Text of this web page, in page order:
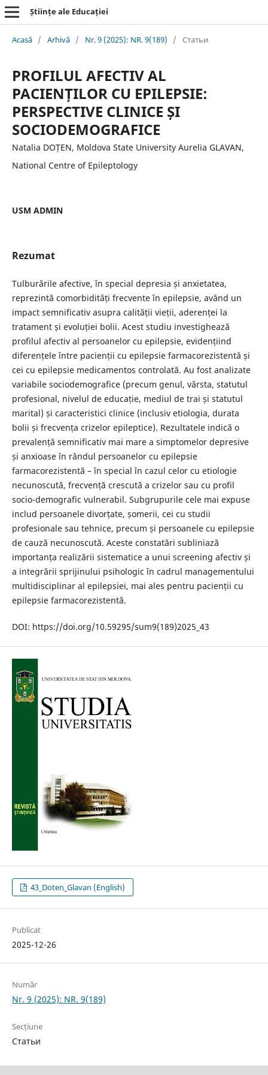
Științe ale Educației
Acasă / Arhivă / Nr. 9 (2025): NR. 9(189) / Статьи
PROFILUL AFECTIV AL
PACIENȚILOR CU EPILEPSIE:
PERSPECTIVE CLINICE ȘI
SOCIODEMOGRAFICE
Natalia DOȚEN, Moldova State University Aurelia GLAVAN,
National Centre of Epileptology
USM ADMIN
Rezumat
Tulburările afective, în special depresia și anxietatea,
reprezintă comorbidități frecvente în epilepsie, având un
impact semnificativ asupra calității vieții, aderenței la
tratament și evoluției bolii. Acest studiu investighează
profilul afectiv al persoanelor cu epilepsie, evidențiind
diferențele între pacienții cu epilepsie farmacorezistentă și
cei cu epilepsie medicamentos controlată. Au fost analizate
variabile sociodemografice (precum genul, vârsta, statutul
profesional, nivelul de educație, mediul de trai și statutul
marital) și caracteristici clinice (inclusiv etiologia, durata
bolii și frecvența crizelor epileptice). Rezultatele indică o
prevalență semnificativ mai mare a simptomelor depresive
și anxioase în rândul persoanelor cu epilepsie
farmacorezistentă – în special în cazul celor cu etiologie
necunoscută, frecvență crescută a crizelor sau cu profil
socio-demografic vulnerabil. Subgrupurile cele mai expuse
includ persoanele divorțate, șomerii, cei cu studii
profesionale sau tehnice, precum și persoanele cu epilepsie
de cauză necunoscută. Aceste constatări subliniază
importanța realizării sistematice a unui screening afectiv și
a integrării sprijinului psihologic în cadrul managementului
multidisciplinar al epilepsiei, mai ales pentru pacienții cu
epilepsie farmacorezistentă.
DOI: https://doi.org/10.59295/sum9(189)2025_43
43_Doten_Glavan (English)
Publicat
2025-12-26
Număr
Nr. 9 (2025): NR. 9(189)
Secțiune
Статьи